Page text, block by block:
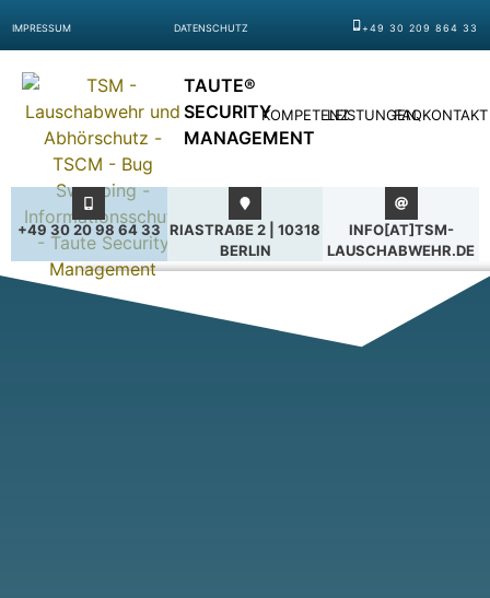
IMPRESSUM DATENSCHUTZ +49 30 209 864 33
TAUTE®
SECURITY
MANAGEMENT
KOMPETENZLEISTUNGEN
FAQKONTAKT
+49 30 20 98 64 33 RIASTRAßE 2 | 10318
BERLIN
INFO[AT]TSM-
LAUSCHABWEHR.DE